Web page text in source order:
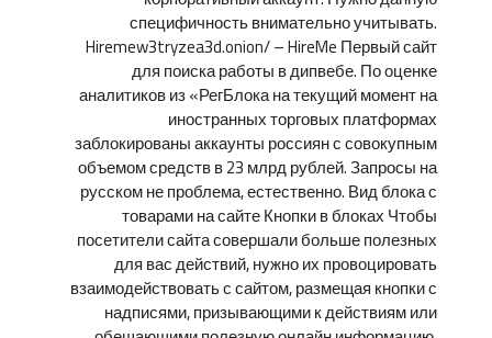
специфичность внимательно учитывать.
Hiremew3tryzea3d.onion/ – HireMe Первый сайт
для поиска работы в дипвебе. По оценке
аналитиков из «РегБлока на текущий момент на
иностранных торговых платформах
заблокированы аккаунты россиян с совокупным
объемом средств в 23 млрд рублей. Запросы на
русском не проблема, естественно. Вид блока с
товарами на сайте Кнопки в блоках Чтобы
посетители сайта совершали больше полезных
для вас действий, нужно их провоцировать
взаимодействовать с сайтом, размещая кнопки с
надписями, призывающими к действиям или